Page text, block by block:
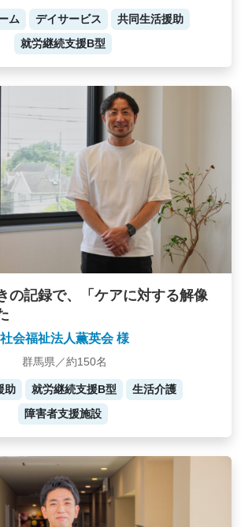
ム デイサービス
共同生活援助
就労継続支援B型
の記録で、「ケアに対する解像
社会福祉法人薫英会 様
群馬県／約150名
助 就労継続支援B型
生活介護
障害者支援施設